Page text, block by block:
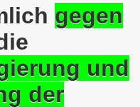
gegen
und
der
gegen Armut,
Montagsdemo-
am